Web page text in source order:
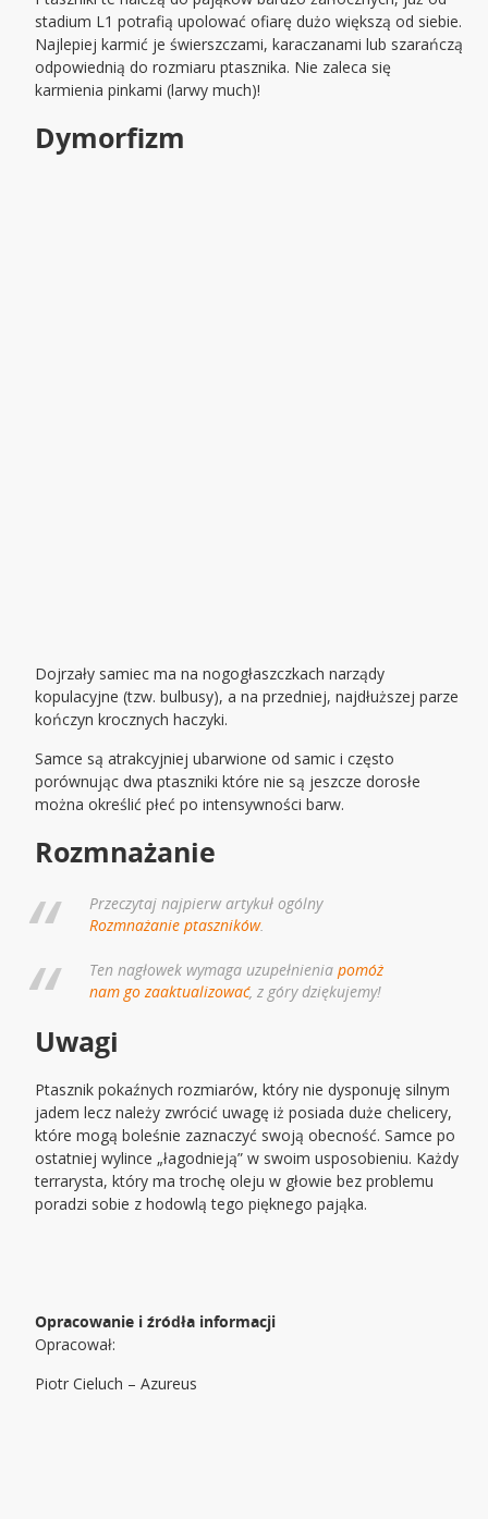
stadium L1 potrafią upolować ofiarę dużo większą od siebie.
Najlepiej karmić je świerszczami, karaczanami lub szarańczą
odpowiednią do rozmiaru ptasznika. Nie zaleca się
karmienia pinkami (larwy much)!
Dymorfizm
Dojrzały samiec ma na nogogłaszczkach narządy
kopulacyjne (tzw. bulbusy), a na przedniej, najdłuższej parze
kończyn krocznych haczyki.
Samce są atrakcyjniej ubarwione od samic i często
porównując dwa ptaszniki które nie są jeszcze dorosłe
można określić płeć po intensywności barw.
Rozmnażanie
Przeczytaj najpierw artykuł ogólny
Rozmnażanie ptaszników.
Ten nagłowek wymaga uzupełnieniapomóż
nam go zaaktualizować, z góry dziękujemy!
Uwagi
Ptasznik pokaźnych rozmiarów, który nie dysponuję silnym
jadem lecz należy zwrócić uwagę iż posiada duże chelicery,
które mogą boleśnie zaznaczyć swoją obecność. Samce po
ostatniej wylince „łagodnieją” w swoim usposobieniu. Każdy
terrarysta, który ma trochę oleju w głowie bez problemu
poradzi sobie z hodowlą tego pięknego pająka.
Opracowanie i źródła informacji
Opracował:
Piotr Cieluch – Azureus